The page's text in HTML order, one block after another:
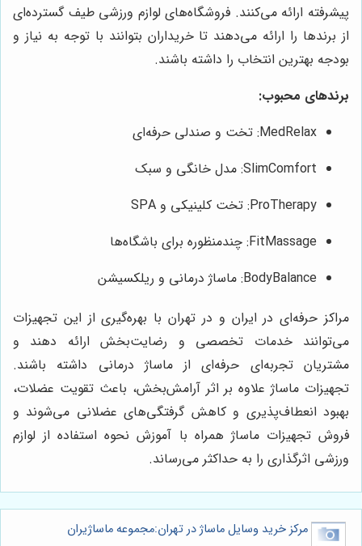
پیشرفته ارائه می‌کنند. فروشگاه‌های لوازم ورزشی طیف گسترده‌ای
از برندها را ارائه می‌دهند تا خریداران بتوانند با توجه به نیاز و
بودجه بهترین انتخاب را داشته باشند.
برندهای محبوب:
MedRelax: تخت و صندلی حرفه‌ای
SlimComfort: مدل خانگی و سبک
ProTherapy: تخت کلینیکی و SPA
FitMassage: چندمنظوره برای باشگاه‌ها
BodyBalance: ماساژ درمانی و ریلکسیشن
مراکز حرفه‌ای در ایران و در تهران با بهره‌گیری از این تجهیزات
می‌توانند خدمات تخصصی و رضایت‌بخش ارائه دهند و
مشتریان تجربه‌ای حرفه‌ای از ماساژ درمانی داشته باشند.
تجهیزات ماساژ علاوه بر اثر آرامش‌بخش، باعث تقویت عضلات،
بهبود انعطاف‌پذیری و کاهش گرفتگی‌های عضلانی می‌شوند و
فروش تجهیزات ماساژ همراه با آموزش نحوه استفاده از لوازم
ورزشی اثرگذاری را به حداکثر می‌رساند.
مرکز خرید وسایل ماساژ در تهران:مجموعه ماساژیران